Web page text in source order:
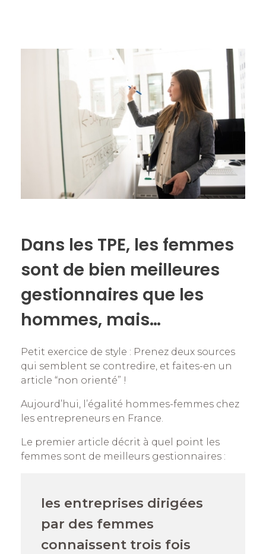
dI
o
n
g
er
r
p
p
n
k
Dans les TPE, les femmes
sont de bien meilleures
gestionnaires que les
hommes, mais…
Petit exercice de style : Prenez deux sources
qui semblent se contredire, et faites-en un
article “non orienté” !
Aujourd’hui, l’égalité hommes-femmes chez
les entrepreneurs en France.
Le premier article décrit à quel point les
femmes sont de meilleurs gestionnaires :
les entreprises dirigées
par des femmes
connaissent trois fois